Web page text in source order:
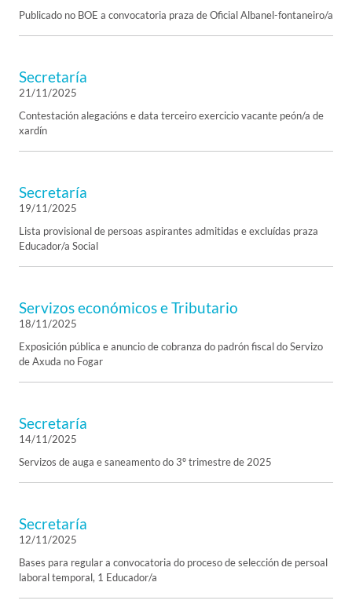
Publicado no BOE a convocatoria praza de Oficial Albanel-fontaneiro/a
Secretaría
21/11/2025
Contestación alegacións e data terceiro exercicio vacante peón/a de
xardín
Secretaría
19/11/2025
Lista provisional de persoas aspirantes admitidas e excluídas praza
Educador/a Social
Servizos económicos e Tributario
18/11/2025
Exposición pública e anuncio de cobranza do padrón fiscal do Servizo
de Axuda no Fogar
Secretaría
14/11/2025
Servizos de auga e saneamento do 3º trimestre de 2025
Secretaría
12/11/2025
Bases para regular a convocatoria do proceso de selección de persoal
laboral temporal, 1 Educador/a